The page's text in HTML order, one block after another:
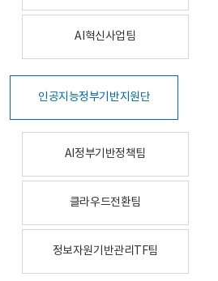
AI혁신사업팀
인공지능정부기반지원단
AI정부기반정책팀
클라우드전환팀
정보자원기반관리TF팀